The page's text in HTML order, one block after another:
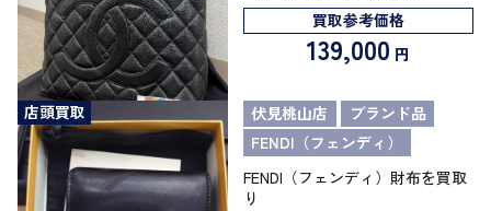
買取参考価格
139,000 円
店頭買取 伏見桃山店
ブランド品
FENDI（フェンディ）
FENDI（フェンディ）財布を買取
り